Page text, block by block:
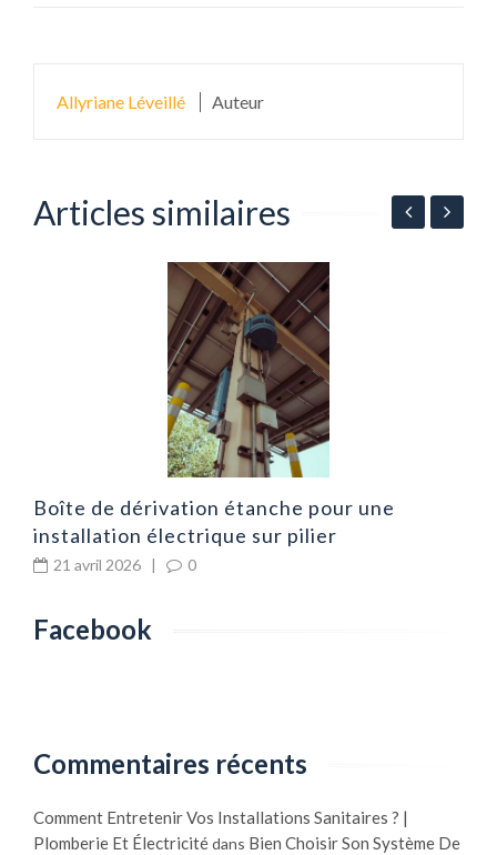
Allyriane Léveillé Auteur
Articles similaires
Boîte de dérivation étanche pour une
installation électrique sur pilier
21 avril 2026 | 0
Facebook
Commentaires récents
Comment Entretenir Vos Installations Sanitaires ? |
Plomberie Et Électricitédans Bien Choisir Son Système De